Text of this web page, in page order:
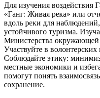
Для изучения воздействия
«Ганг: Живая река» или
вдоль реки для
устойчивого туризма.
Министерства
Участвуйте в
Соблюдайте этику:
местные экономики и
помогут понять
сохранение.